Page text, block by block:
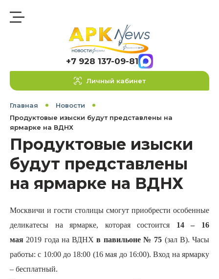
+7 928 137-09-81
Личный кабинет
Главная
Новости
Продуктовые изыски будут представлены на
ярмарке на ВДНХ
Продуктовые изыски
будут представлены
на ярмарке на ВДНХ
Москвичи и гости столицы смогут приобрести особенные
деликатесы на ярмарке, которая состоится 14 – 16
мая 2019 года на ВДНХв павильоне № 75 (зал В). Часы
работы: с 10:00 до 18:00 (16 мая до 16:00). Вход на ярмарку
– бесплатный.